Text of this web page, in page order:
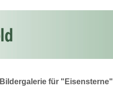
Bildergalerie für "Eisensterne"